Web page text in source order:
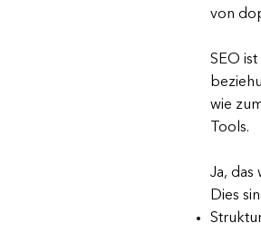
von
SEO
wie
Tools.
Ja, das
Dies